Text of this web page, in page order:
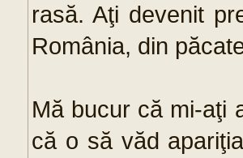
rasă. Aţi devenit
România, din
Mă bucur că mi-aţi
că o să văd